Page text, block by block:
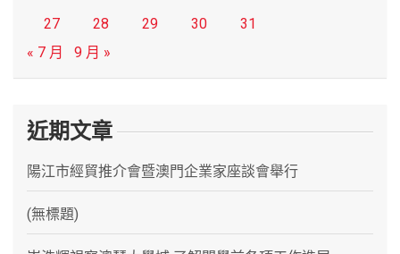
27
28 29 30
31
« 7 月
9 月 »
近期文章
陽江市經貿推介會暨澳門企業家座談會舉行
(無標題)